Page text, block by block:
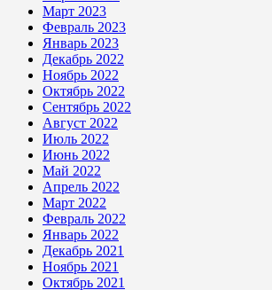
Март 2023
Февраль 2023
Январь 2023
Декабрь 2022
Ноябрь 2022
Октябрь 2022
Сентябрь 2022
Август 2022
Июль 2022
Июнь 2022
Май 2022
Апрель 2022
Март 2022
Февраль 2022
Январь 2022
Декабрь 2021
Ноябрь 2021
Октябрь 2021